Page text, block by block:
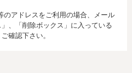
発行会社が所属する国に移転され
では、お客様から収集した情報か
発行会社及び当該会社が所在する国
いため、以下の個人情報保護措置
アドレスをご利用の場合、メール
、「削除ボックス」に入っている
確認下さい。